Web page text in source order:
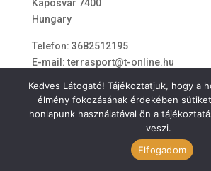
Kaposvár 7400
Hungary
Telefon: 3682512195
E-mail:terrasport@t-online.hu
ÁSZF
Kedves Látogató! Tájékoztatjuk, hogy a
élmény fokozásának érdekében
honlapunk használatával ön a
veszi.
Elfogadom